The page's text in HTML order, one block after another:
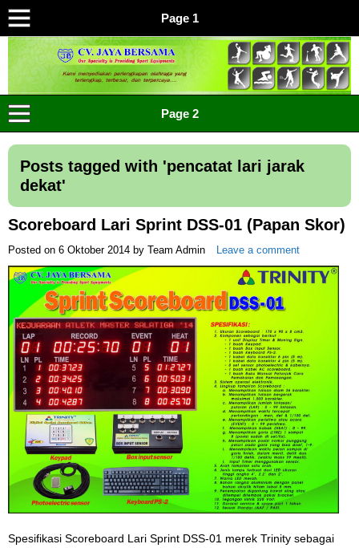
Page 1
CV JAYA BERSAMA Co Id
Menyediakan Semua Perlengkapan Olahraga Yang
Page 2
Posts tagged with 'pencatat lari jarak
dekat'
Scoreboard Lari Sprint DSS-01 (Papan Skor)
Posted on 6 Oktober 2014 by Team Admin Leave a comment
Spesifikasi Scoreboard Lari Sprint DSS-01 merek Trinity sebagai